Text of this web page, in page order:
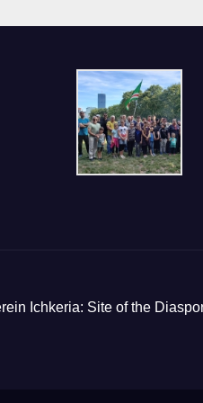
Ichkeria: Site of the